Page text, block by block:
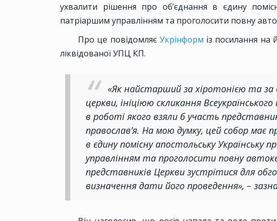
ухвалити рішення про об’єднання в єдину
патріаршим управлінням та проголосити повну
Про це повідомляє Укрінформ із посилання на
ліквідованої УПЦ КП.
«Як найстарший за хіротонією та за
церкви, ініціюю скликання
в роботі якого взяли б участь
православ’я. На мою думку, цей собор має
в єдину помісну апостольську Українську
управлінням та проголосити повну
представників Церкви зустрітися для
визначення дати його проведення», –